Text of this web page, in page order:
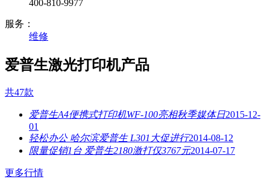
400-810-9977
服务：
维修
爱普生激光打印机产品
共47款
爱普生A4便携式打印机WF-100亮相秋季媒体日2015-12-
01
轻松办公 哈尔滨爱普生 L301大促进行2014-08-12
限量促销1台 爱普生2180激打仅3767元2014-07-17
更多行情